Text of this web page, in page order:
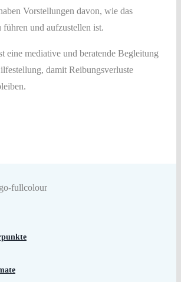
Vorstellungen davon, wie das
führen und aufzustellen ist.
eine mediative und beratende Begleitung
damit Reibungsverluste